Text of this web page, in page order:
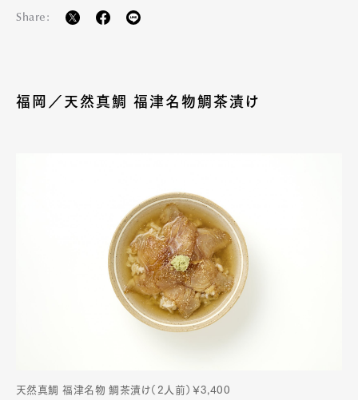
Share:
福岡／天然真鯛 福津名物鯛茶漬け
天然真鯛 福津名物 鯛茶漬け（2人前）￥3,400